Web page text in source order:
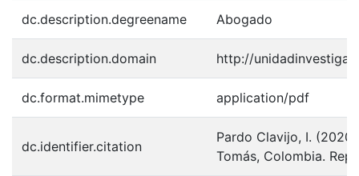
dc.description.degreename Abogado
dc.description.domain http://
dc.format.mimetype application/pdf
dc.identifier.citation
Pardo Clavijo, I.
Tomás, Colombia.